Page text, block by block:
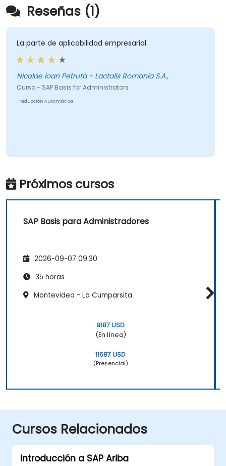
Reseñas (1)
La parte de aplicabilidad empresarial.
Nicolae Ioan Petruta - Lactalis Romania S.A.,
Curso - SAP Basis for Administrators
Traducción Automática
Próximos cursos
SAP Basis para Administradores
2026-09-07 09:30
35 horas
Montevideo - La Cumparsita
9187 USD
(En línea)
11687 USD
(Presencial)
Cursos Relacionados
Introducción a SAP Ariba